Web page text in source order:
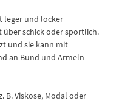
leger und locker
über schick oder sportlich.
und sie kann mit
an Bund und Ärmeln
B. Viskose, Modal oder